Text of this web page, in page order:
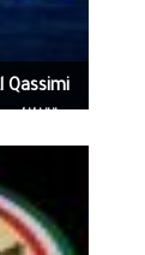
حصتها